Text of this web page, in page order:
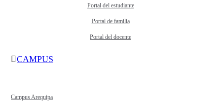
Portal del estudiante
Portal de familia
Portal del docente
CAMPUS
Campus Arequipa